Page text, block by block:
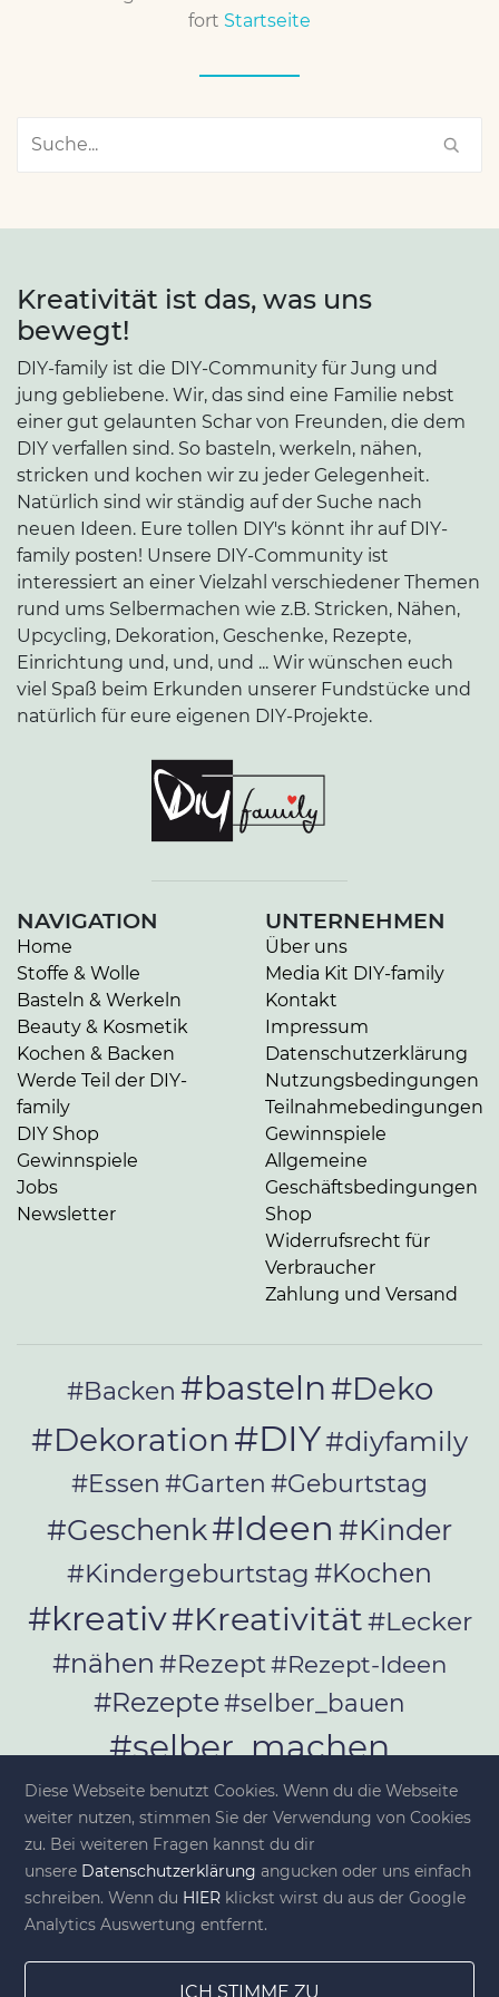
fort Startseite
Kreativität ist das, was uns
bewegt!
DIY-family ist die DIY-Community für Jung und
jung gebliebene. Wir, das sind eine Familie nebst
einer gut gelaunten Schar von Freunden, die dem
DIY verfallen sind. So basteln, werkeln, nähen,
stricken und kochen wir zu jeder Gelegenheit.
Natürlich sind wir ständig auf der Suche nach
neuen Ideen. Eure tollen DIY's könnt ihr auf DIY-
family posten! Unsere DIY-Community ist
interessiert an einer Vielzahl verschiedener Themen
rund ums Selbermachen wie z.B. Stricken, Nähen,
Upcycling, Dekoration, Geschenke, Rezepte,
Einrichtung und, und, und ... Wir wünschen euch
viel Spaß beim Erkunden unserer Fundstücke und
natürlich für eure eigenen DIY-Projekte.
NAVIGATION
Home
Stoffe & Wolle
Basteln & Werkeln
Beauty & Kosmetik
Kochen & Backen
Werde Teil der DIY-
family
DIY Shop
Gewinnspiele
Jobs
Newsletter
UNTERNEHMEN
Über uns
Media Kit DIY-family
Kontakt
Impressum
Datenschutzerklärung
Nutzungsbedingungen
Teilnahmebedingungen
Gewinnspiele
Allgemeine
Geschäftsbedingungen
Shop
Widerrufsrecht für
Verbraucher
Zahlung und Versand
#Backen #basteln#Deko
#Dekoration #DIY#diyfamily
#Essen #Garten #Geburtstag
#Geschenk#Ideen #Kinder
#Kindergeburtstag #Kochen
#kreativ#Kreativität#Lecker
#nähen #Rezept#Rezept-Ideen
#Rezepte#selber_bauen
#selber_machen
#Selbermachen#selber_nähen
#Selfmade#Sommer
#Upcycling#Werkeln
Diese Webseite benutzt Cookies. Wenn du die Webseite
weiter nutzen, stimmen Sie der Verwendung von Cookies
zu. Bei weiteren Fragen kannst du dir
unsere Datenschutzerklärung angucken oder uns einfach
schreiben. Wenn du HIER klickst wirst du aus der Google
Analytics Auswertung entfernt.
ICH STIMME ZU